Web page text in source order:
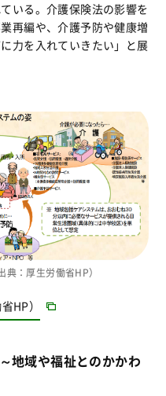
いる。介護保険法の影響を
再編や、介護予防や健康増
力を入れていきたい」と展
：厚生労働省HP）
HP）
地域や福祉とのかかわ